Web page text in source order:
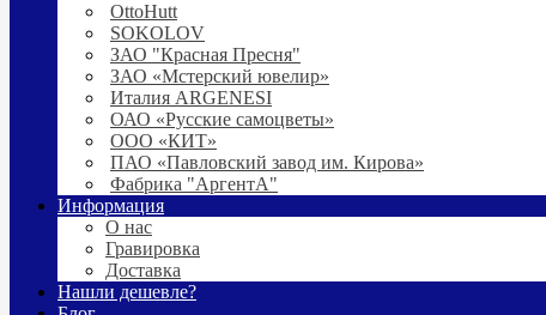
OttoHutt
SOKOLOV
ЗАО "Красная Пресня"
ЗАО «Мстерский ювелир»
Италия ARGENESI
ОАО «Русские самоцветы»
ООО «КИТ»
ПАО «Павловский завод им. Кирова»
Фабрика "АргентА"
Информация
О нас
Гравировка
Доставка
Нашли дешевле?